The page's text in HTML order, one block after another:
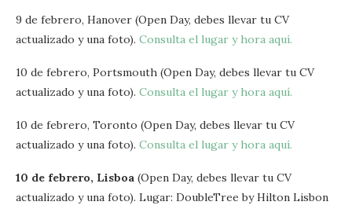
9 de febrero, Hanover (Open Day, debes llevar tu CV
actualizado y una foto). Consulta el lugar y hora aquí.
10 de febrero, Portsmouth (Open Day, debes llevar tu CV
actualizado y una foto). Consulta el lugar y hora aquí.
10 de febrero, Toronto (Open Day, debes llevar tu CV
actualizado y una foto). Consulta el lugar y hora aquí.
10 de febrero, Lisboa (Open Day, debes llevar tu CV
actualizado y una foto). Lugar: DoubleTree by Hilton Lisbon